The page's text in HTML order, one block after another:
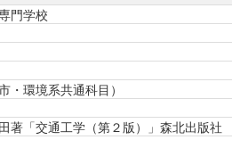
門学校
・環境系共通科目）
著「交通工学（第２版）」森北出版社